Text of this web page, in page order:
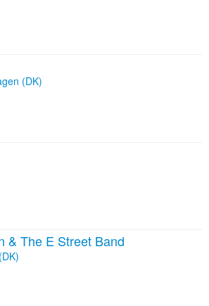
(DK)
& The E Street Band